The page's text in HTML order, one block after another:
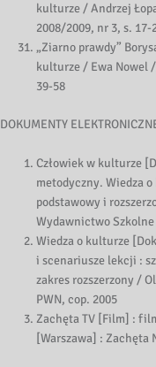
kulturze / Andrzej
2008/2009, nr 3, s. 17-
„Ziarno prawdy”
kulturze / Ewa Nowel
39-58
DOKUMENTY
Człowiek w kulturze
metodyczny. Wiedza
podstawowy i
Wydawnictwo Szkolne
Wiedza o kulturze
i scenariusze lekcji :
zakres rozszerzony /
PWN, cop. 2005
Zachęta TV [Film] :
[Warszawa] : Zachęta